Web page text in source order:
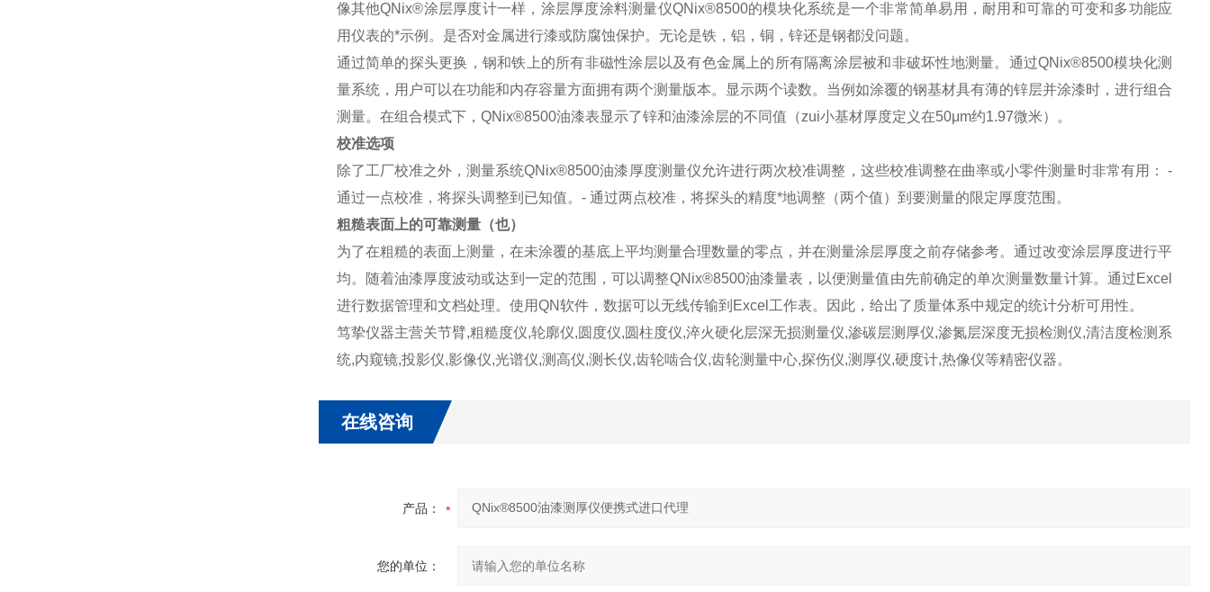
像其他QNix®涂层厚度计一样，涂层厚度涂料测量仪QNix®8500的模块化系统是一个非常简单易用，耐用和可靠的可变和多功能应
用仪表的*示例。是否对金属进行漆或防腐蚀保护。无论是铁，铝，铜，锌还是钢都没问题。
通过简单的探头更换，钢和铁上的所有非磁性涂层以及有色金属上的所有隔离涂层被和非破坏性地测量。通过QNix®8500模块化测
量系统，用户可以在功能和内存容量方面拥有两个测量版本。显示两个读数。当例如涂覆的钢基材具有薄的锌层并涂漆时，进行组合
测量。在组合模式下，QNix®8500油漆表显示了锌和油漆涂层的不同值（zui小基材厚度定义在50μm约1.97微米）。
校准选项
除了工厂校准之外，测量系统QNix®8500油漆厚度测量仪允许进行两次校准调整，这些校准调整在曲率或小零件测量时非常有用： -
通过一点校准，将探头调整到已知值。- 通过两点校准，将探头的精度*地调整（两个值）到要测量的限定厚度范围。
粗糙表面上的可靠测量（也）
为了在粗糙的表面上测量，在未涂覆的基底上平均测量合理数量的零点，并在测量涂层厚度之前存储参考。通过改变涂层厚度进行平
均。随着油漆厚度波动或达到一定的范围，可以调整QNix®8500油漆量表，以便测量值由先前确定的单次测量数量计算。通过Excel
进行数据管理和文档处理。使用QN软件，数据可以无线传输到Excel工作表。因此，给出了质量体系中规定的统计分析可用性。
笃挚仪器主营关节臂,粗糙度仪,轮廓仪,圆度仪,圆柱度仪,淬火硬化层深无损测量仪,渗碳层测厚仪,渗氮层深度无损检测仪,清洁度检测系
统,内窥镜,投影仪,影像仪,光谱仪,测高仪,测长仪,齿轮啮合仪,齿轮测量中心,探伤仪,测厚仪,硬度计,热像仪等精密仪器。
在线咨询
产品：
您的单位：